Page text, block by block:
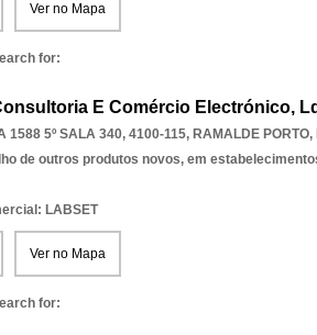
Ver no Mapa
for:
E Comércio Electrónico,
1588 5º SALA 340, 4100-115, RAMALDE PORTO,
de outros produtos novos, em
LABSET
Ver no Mapa
for: